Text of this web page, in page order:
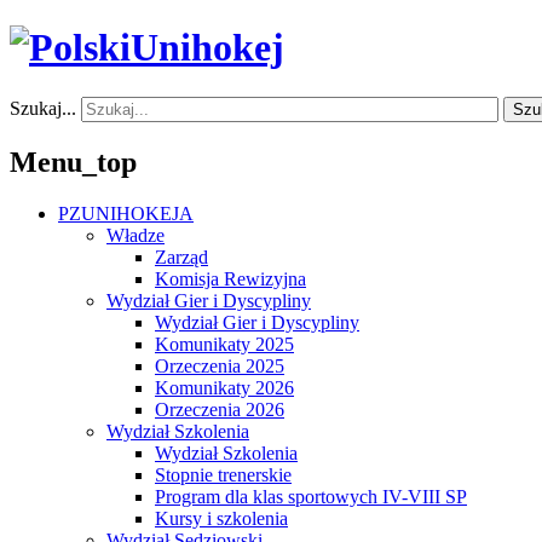
Szukaj...
Menu_top
PZUNIHOKEJA
Władze
Zarząd
Komisja Rewizyjna
Wydział Gier i Dyscypliny
Wydział Gier i Dyscypliny
Komunikaty 2025
Orzeczenia 2025
Komunikaty 2026
Orzeczenia 2026
Wydział Szkolenia
Wydział Szkolenia
Stopnie trenerskie
Program dla klas sportowych IV-VIII SP
Kursy i szkolenia